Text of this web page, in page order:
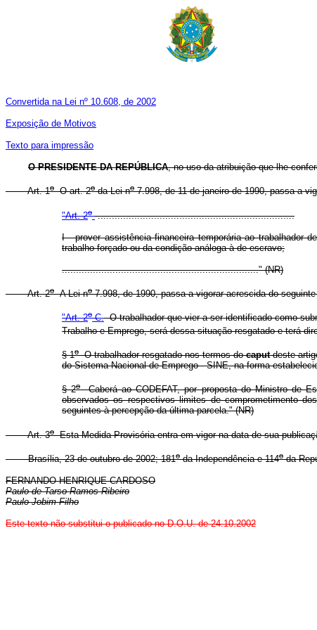
Convertida na Lei nº 10.608, de 2002
Exposição de Motivos
Texto para impressão
O PRESIDENTE DA REPÚBLICA, no uso da atribuição que lhe
Art. 1oO art. 2oda Lei no7.998, de 11 de janeiro de 1990, passa a
"Art. 2o ......................................................................
I - prover assistência financeira temporária ao trabalhador
trabalho forçado ou da condição análoga à de escravo;
......................................................................" (NR)
Art. 2oA Lei no7.998, de 1990, passa a vigorar acrescida do
"Art. 2o-C.O trabalhador que vier a ser identificado como
Trabalho e Emprego, será dessa situação resgatado e terá
§ 1oO trabalhador resgatado nos termos docaputdeste
do Sistema Nacional de Emprego - SINE, na forma
§ 2oCaberá ao CODEFAT, por proposta do Ministro de
observados os respectivos limites de comprometimento
seguintes à percepção da última parcela." (NR)
Art. 3oEsta Medida Provisória entra em vigor na data de sua
Brasília, 23 de outubro de 2002; 181oda Independência e 114oda
FERNANDO HENRIQUE CARDOSO
Paulo de Tarso Ramos Ribeiro
Paulo Jobim Filho
Este texto não substitui o publicado no D.O.U. de 24.10.2002